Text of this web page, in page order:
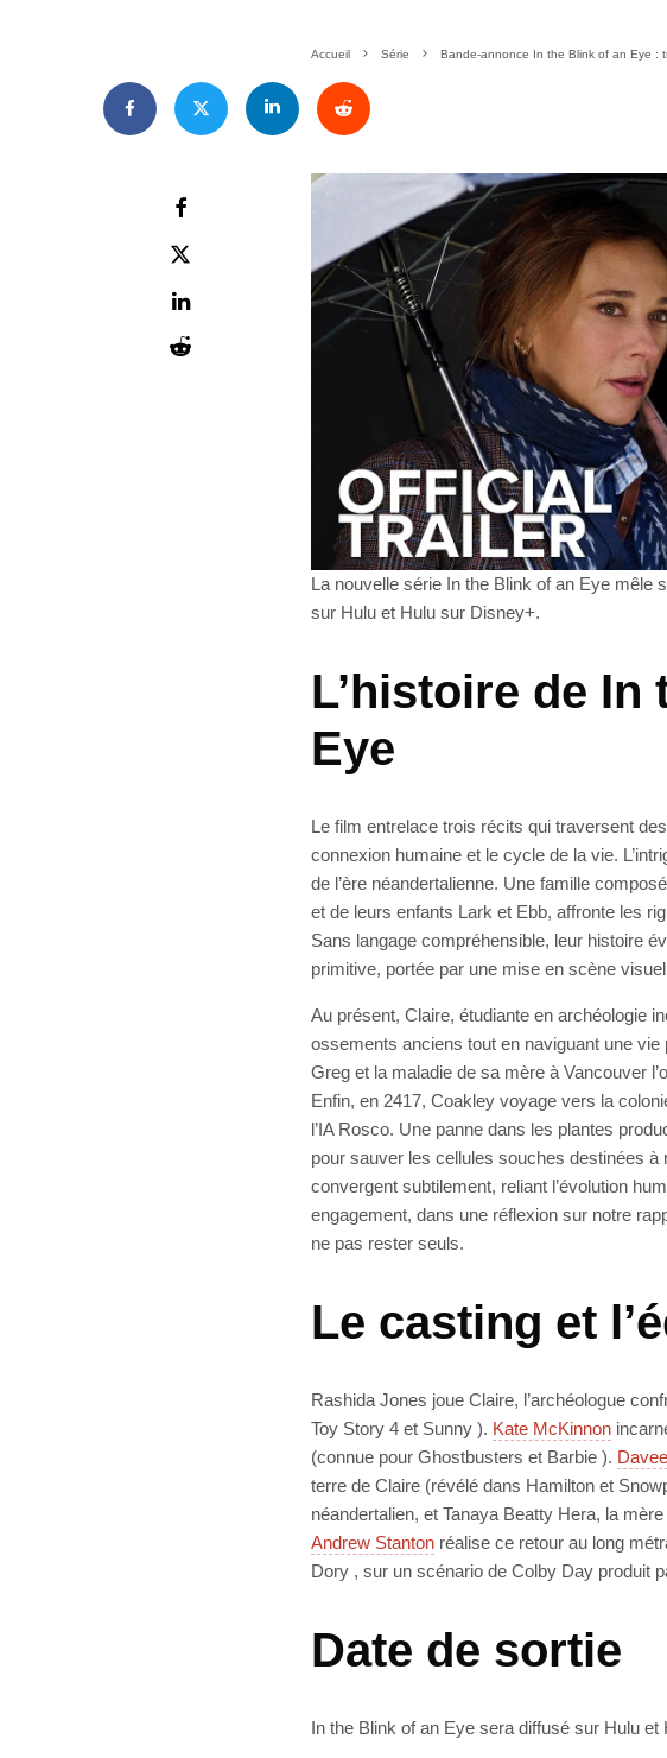
Accueil Série Bande-annonce In the Blink of an Eye :
La nouvelle série In the Blink of an Eye mêle
sur Hulu et Hulu sur Disney+.
L’histoire de
Eye
Le film entrelace trois récits qui traversent
connexion humaine et le cycle de la vie.
de l’ère néandertalienne. Une famille
et de leurs enfants Lark et Ebb, affronte les
Sans langage compréhensible, leur histoire
primitive, portée par une mise en scène
Au présent, Claire, étudiante en archéologie
ossements anciens tout en naviguant une
Greg et la maladie de sa mère à Vancouver
Enfin, en 2417, Coakley voyage vers la
l’IA Rosco. Une panne dans les plantes
pour sauver les cellules souches destinées à
convergent subtilement, reliant l’évolution
engagement, dans une réflexion sur notre
ne pas rester seuls.
Le casting et
Rashida Jones joue Claire, l’archéologue
Toy Story 4 et Sunny ). Kate McKinnon
(connue pour Ghostbusters et Barbie ).
terre de Claire (révélé dans Hamilton et
néandertalien, et Tanaya Beatty Hera, la
Andrew Stanton réalise ce retour au long
Dory , sur un scénario de Colby Day produit
Date de sortie
In the Blink of an Eye sera diffusé sur Hulu